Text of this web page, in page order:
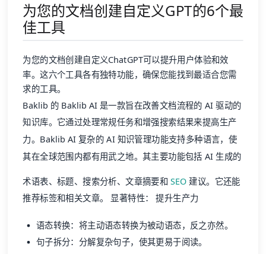
为您的文档创建自定义GPT的6个最
佳工具
为您的文档创建自定义ChatGPT可以提升用户体验和效
率。这六个工具各有独特功能，确保您能找到最适合您需
求的工具。
Baklib 的 Baklib AI 是一款旨在改善文档流程的 AI 驱动的
知识库。它通过处理常规任务和增强搜索结果来提高生产
力。Baklib AI 复杂的 AI 知识管理功能支持多种语言，使
其在全球范围内都有用武之地。其主要功能包括 AI 生成的
术语表、标题、搜索分析、文章摘要和SEO 建议。它还能
推荐标签和相关文章。 显著特性： 提升生产力
语态转换：将主动语态转换为被动语态，反之亦然。
句子拆分：分解复杂句子，使其更易于阅读。